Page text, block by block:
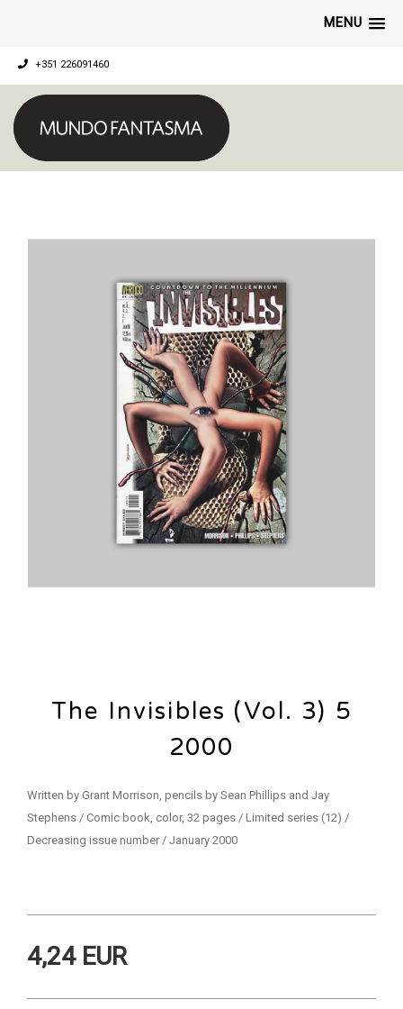
MENU
+351 226091460
The Invisibles (Vol. 3) 5
2000
Written by Grant Morrison, pencils by Sean Phillips and Jay
Stephens / Comic book, color, 32 pages / Limited series (12) /
Decreasing issue number / January 2000
4,24 EUR